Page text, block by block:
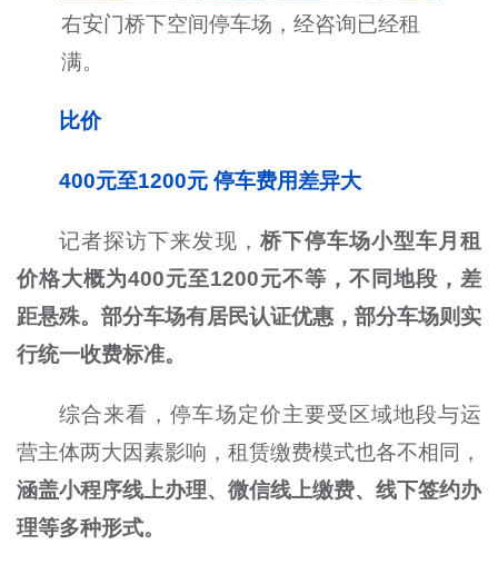
右安门桥下空间停车场，经咨询已经租
满。
比价
400元至1200元 停车费用差异大
记者探访下来发现， 桥下停车场小型车月租
价格大概为400元至1200元不等，不同地段，差
距悬殊。部分车场有居民认证优惠，部分车场则实
行统一收费标准。
综合来看，停车场定价主要受区域地段与运
营主体两大因素影响，租赁缴费模式也各不相同，
涵盖小程序线上办理、微信线上缴费、线下签约办
理等多种形式。